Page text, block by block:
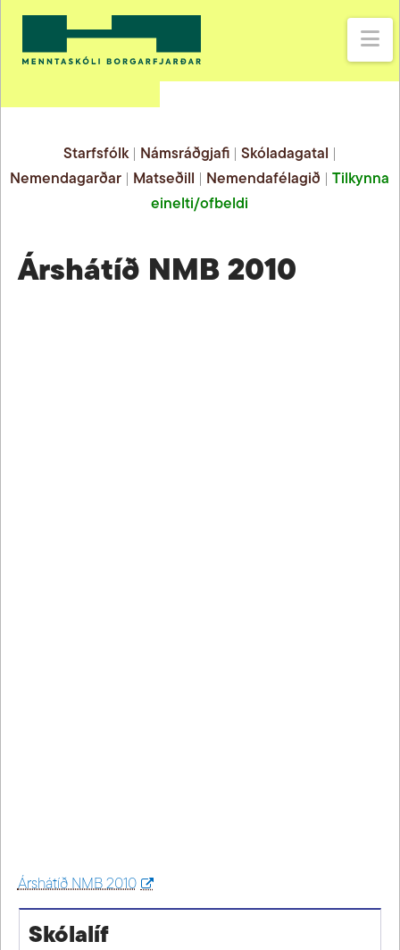
Starfsfólk| Námsráðgjafi| Skóladagatal
Nemendagarðar
Matseðill Nemendafélagið |Tilkynna
einelti/ofbeldi
Árshátíð NMB 2010
Árshátíð NMB 2010
Skólalíf